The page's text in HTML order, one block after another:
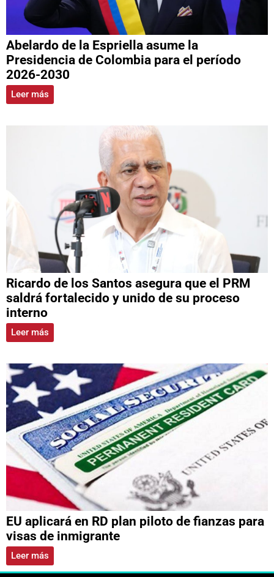
Abelardo de la Espriella asume la
Presidencia de Colombia para el período
2026-2030
Leer más
Ricardo de los Santos asegura que el PRM
saldrá fortalecido y unido de su proceso
interno
Leer más
EU aplicará en RD plan piloto de fianzas para
visas de inmigrante
Leer más